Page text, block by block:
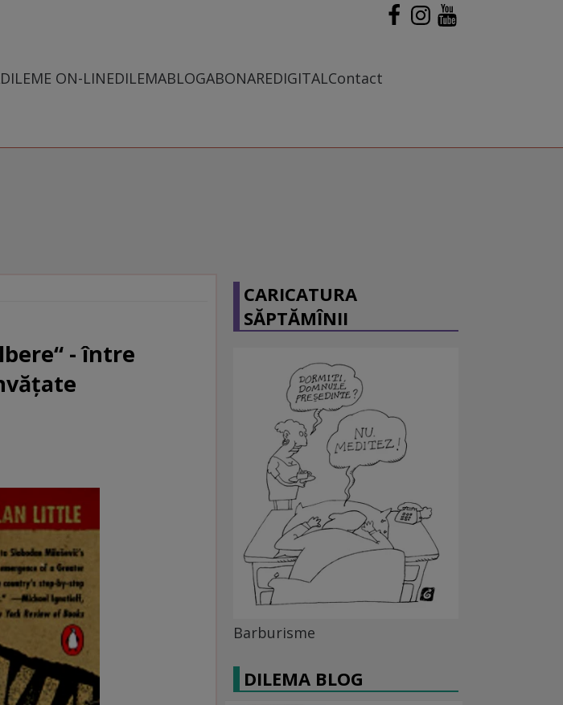
DILEME ON-LINEDILEMABLOGABONAREDIGITALContact
- între
CARICATURA
SĂPTĂMÎNII
Barburisme
DILEMA BLOG